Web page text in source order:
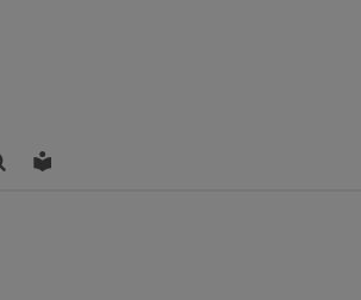
FindenLeichte Sprache